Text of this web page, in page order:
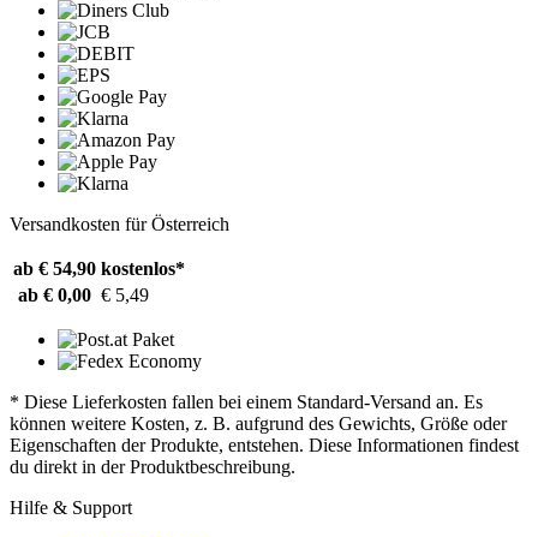
Versandkosten für Österreich
ab € 54,90 kostenlos*
ab € 0,00 € 5,49
* Diese Lieferkosten fallen bei einem Standard-Versand an. Es
können weitere Kosten, z. B. aufgrund des Gewichts, Größe oder
Eigenschaften der Produkte, entstehen. Diese Informationen findest
du direkt in der Produktbeschreibung.
Hilfe & Support